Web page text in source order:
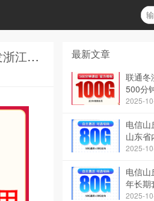
联通霜雨卡19元186G通用【只发省内】和MF联通双鱼卡29元230G+100分钟【只发浙江】哪个套餐更省钱？ 最新文章
联通冬
500分
2025-
电信
山东省
2025-
电信山
年长期
2025-